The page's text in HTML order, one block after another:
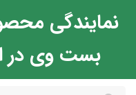
نمایندگی
بست وی در